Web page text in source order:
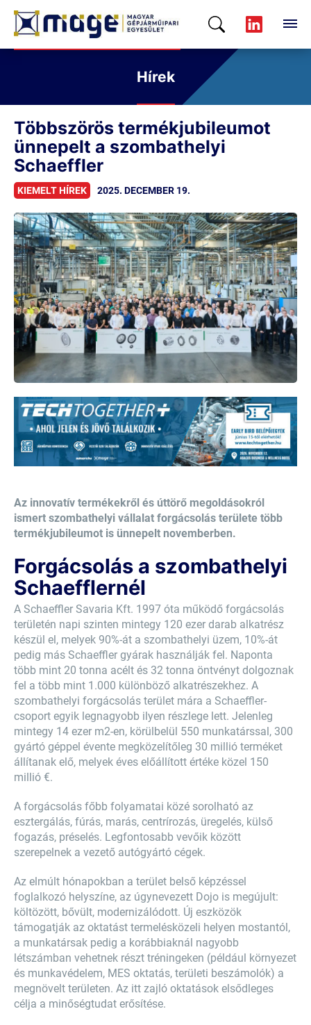
Hírek
Többszörös termékjubileumot
ünnepelt a szombathelyi
Schaeffler
KIEMELT HÍREK 2025. DECEMBER 19.
Az innovatív termékekről és úttörő megoldásokról
ismert szombathelyi vállalat forgácsolás területe több
termékjubileumot is ünnepelt novemberben.
Forgácsolás a szombathelyi
Schaefflernél
A Schaeffler Savaria Kft. 1997 óta működő forgácsolás
területén napi szinten mintegy 120 ezer darab alkatrész
készül el, melyek 90%-át a szombathelyi üzem, 10%-át
pedig más Schaeffler gyárak használják fel. Naponta
több mint 20 tonna acélt és 32 tonna öntvényt dolgoznak
fel a több mint 1.000 különböző alkatrészekhez. A
szombathelyi forgácsolás terület mára a Schaeffler-
csoport egyik legnagyobb ilyen részlege lett. Jelenleg
mintegy 14 ezer m2-en, körülbelül 550 munkatárssal, 300
gyártó géppel évente megközelítőleg 30 millió terméket
állítanak elő, melyek éves előállított értéke közel 150
millió €.
A forgácsolás főbb folyamatai közé sorolható az
esztergálás, fúrás, marás, centrírozás, üregelés, külső
fogazás, préselés. Legfontosabb vevőik között
szerepelnek a vezető autógyártó cégek.
Az elmúlt hónapokban a terület belső képzéssel
foglalkozó helyszíne, az úgynevezett Dojo is megújult:
költözött, bővült, modernizálódott. Új eszközök
támogatják az oktatást termelésközeli helyen mostantól,
a munkatársak pedig a korábbiaknál nagyobb
létszámban vehetnek részt tréningeken (például környezet
és munkavédelem, MES oktatás, területi beszámolók) a
megnövelt területen. Az itt zajló oktatások elsődleges
célja a minőségtudat erősítése.